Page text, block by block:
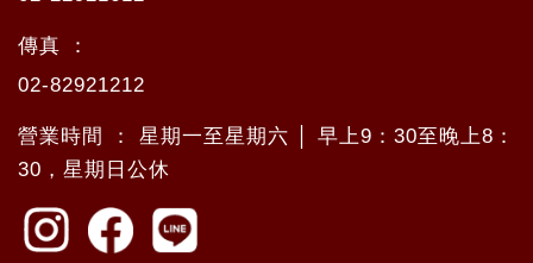
傳真 ：
02-82921212
營業時間 ： 星期一至星期六 │ 早上9：30至晚上8：
30，星期日公休